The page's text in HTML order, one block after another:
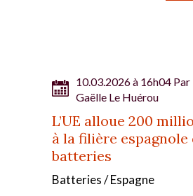
10.03.2026 à 16h04 Par
Gaëlle Le Huérou
L’UE alloue 200
à la filière espagnole
batteries
Batteries / Espagne